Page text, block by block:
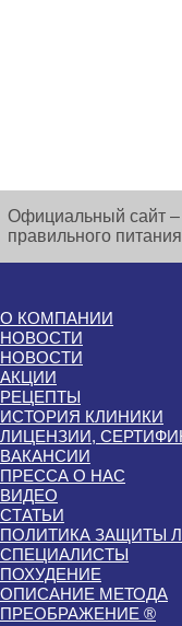
Официальный сайт –
правильного
О КОМПАНИИ
НОВОСТИ
НОВОСТИ
АКЦИИ
РЕЦЕПТЫ
ИСТОРИЯ КЛИНИКИ
ЛИЦЕНЗИИ,
ВАКАНСИИ
ПРЕССА О НАС
ВИДЕО
СТАТЬИ
ПОЛИТИКА ЗАЩИТЫ
СПЕЦИАЛИСТЫ
ПОХУДЕНИЕ
ОПИСАНИЕ МЕТОДА
ПРЕОБРАЖЕНИЕ ®